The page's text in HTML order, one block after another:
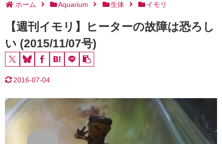
ホーム Aquarium 生体 イモリ
【週刊イモリ】ヒーターの故障は恐ろし
い (2015/11/07号)
2016-07-04